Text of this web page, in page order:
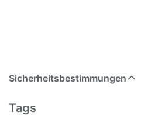
Sicherheitsbestimmungen
Tags